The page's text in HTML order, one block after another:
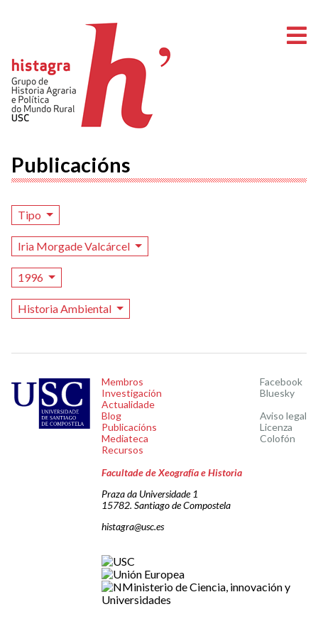
Publicacións
Tipo
Iria Morgade Valcárcel
1996
Historia Ambiental
Membros
Investigación
Actualidade
Blog
Publicacións
Mediateca
Recursos
Facebook
Bluesky
Aviso legal
Licenza
Colofón
Facultade de Xeografía e Historia
Praza da Universidade 1
15782. Santiago de Compostela
histagra@usc.es